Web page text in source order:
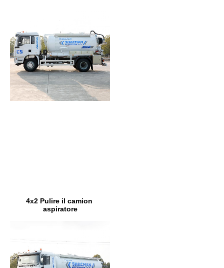
4x2 Pulire il camion
aspiratore